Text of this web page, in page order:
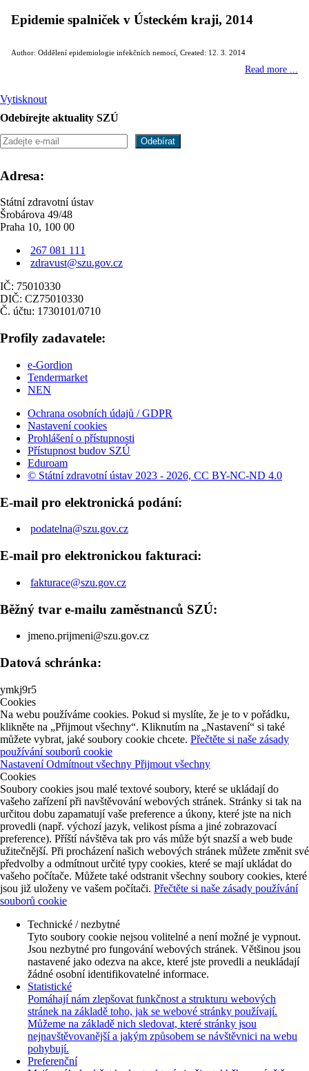
Epidemie spalniček v Ústeckém kraji, 2014
Author: Oddělení epidemiologie infekčních nemocí Created: 12. 3. 2014
Read more ...
Vytisknout
Odebírejte aktuality SZÚ
Adresa:
Státní zdravotní ústav
Šrobárova 49/48
Praha 10, 100 00
267 081 111
zdravust@szu.gov.cz
IČ: 75010330
DIČ: CZ75010330
Č. účtu: 1730101/0710
Profily zadavatele:
e-Gordion
Tendermarket
NEN
Ochrana osobních údajů / GDPR
Nastavení cookies
Prohlášení o přístupnosti
Přístupnost budov SZÚ
Eduroam
© Státní zdravotní ústav 2023 - 2026, CC BY-NC-ND 4.0
E-mail pro elektronická podání:
podatelna@szu.gov.cz
E-mail pro elektronickou fakturaci:
fakturace@szu.gov.cz
Běžný tvar e-mailu zaměstnanců SZÚ:
jmeno.prijmeni@szu.gov.cz
Datová schránka:
ymkj9r5
Cookies
Na webu používáme cookies. Pokud si myslíte, že je to v pořádku,
klikněte na „Přijmout všechny“. Kliknutím na „Nastavení“ si také
můžete vybrat, jaké soubory cookie chcete. Přečtěte si naše zásady
používání souborů cookie
NastaveníOdmítnout všechny Přijmout všechny
Cookies
Soubory cookies jsou malé textové soubory, které se ukládají do
vašeho zařízení při navštěvování webových stránek. Stránky si tak na
určitou dobu zapamatují vaše preference a úkony, které jste na nich
provedli (např. výchozí jazyk, velikost písma a jiné zobrazovací
preference). Příští návštěva tak pro vás může být snazší a web bude
užitečnější. Při procházení našich webových stránek můžete změnit své
předvolby a odmítnout určité typy cookies, které se mají ukládat do
vašeho počítače. Můžete také odstranit všechny soubory cookies, které
jsou již uloženy ve vašem počítači. Přečtěte si naše zásady používání
souborů cookie
Technické / nezbytné
Tyto soubory cookie nejsou volitelné a není možné je vypnout.
Jsou nezbytné pro fungování webových stránek. Většinou jsou
nastavené jako odezva na akce, které jste provedli a neukládají
žádné osobní identifikovatelné informace.
Statistické
Pomáhají nám zlepšovat funkčnost a strukturu webových
stránek na základě toho, jak se webové stránky používají.
Můžeme na základě nich sledovat, které stránky jsou
nejnavštěvovanější a jakým způsobem se návštěvnici na webu
pohybují.
Preferenční